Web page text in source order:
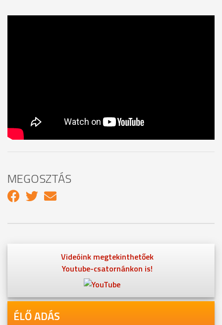
MEGOSZTÁS
Videóink megtekinthetőek
Youtube-csatornánkon is!
ÉLŐ ADÁS